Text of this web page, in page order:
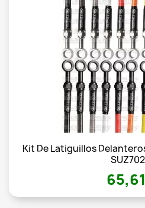
Kit De Latiguillos